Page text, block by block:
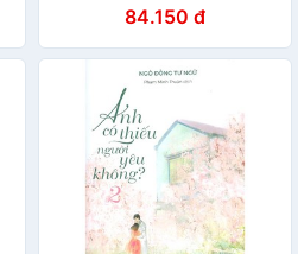
84.150 đ